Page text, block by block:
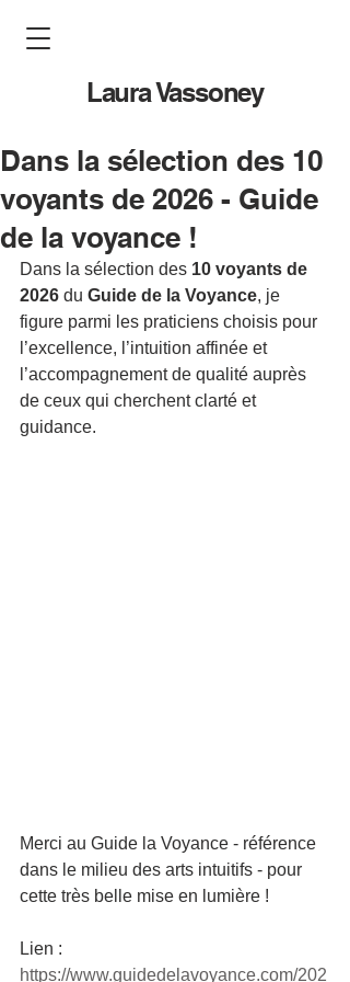
Laura Vassoney
Dans la sélection des 10
voyants de 2026 - Guide
de la voyance !
Dans la sélection des 10 voyants de
2026 du Guide de la Voyance, je
figure parmi les praticiens choisis pour
l’excellence, l’intuition affinée et
l’accompagnement de qualité auprès
de ceux qui cherchent clarté et
guidance.
Merci au Guide la Voyance - référence
dans le milieu des arts intuitifs - pour
cette très belle mise en lumière !
Lien :
https://www.guidedelavoyance.com/202